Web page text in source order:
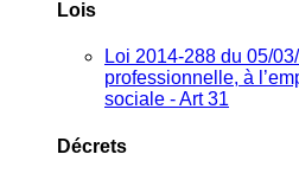
Lois
Loi 2014-288 du 05/
professionnelle, à
sociale - Art 31
Décrets